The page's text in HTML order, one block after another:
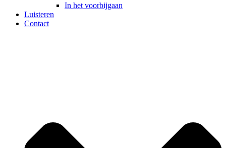
In het voorbijgaan
Luisteren
Contact